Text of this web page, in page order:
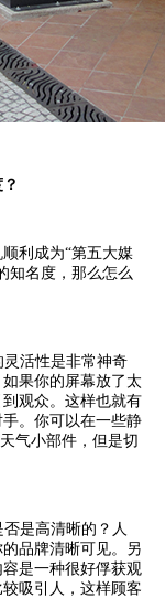
利成为“第五大媒
知名度，那么怎么
活性是非常神奇
果你的屏幕放了太
观众。这样也就有
。你可以在一些静
气小部件，但是切
是高清晰的？人
的品牌清晰可见。另
是一种很好俘获观
吸引人，这样顾客